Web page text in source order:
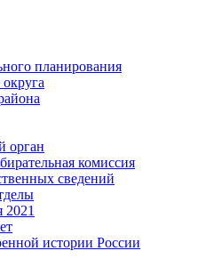
планирования
орган
комиссия
сведений
2021
истории России